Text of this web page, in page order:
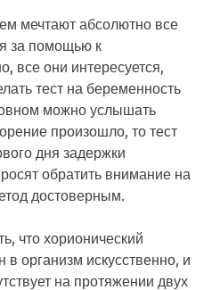
мечтают абсолютно все
за помощью к
все они интересуется,
тест на беременность
можно услышать
произошло, то тест
дня задержки
обратить внимание на
достоверным.
что хорионический
организм искусственно, и
на протяжении двух